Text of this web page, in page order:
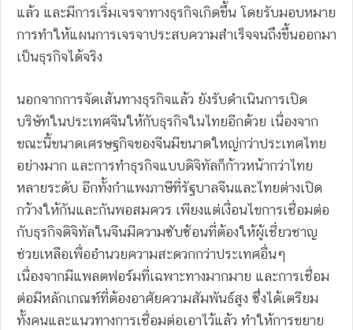
แล้ว และมีการเริ่มเจรจาทางธุรกิจเกิดขึ้น โดยรับมอบหมาย
การทำให้แผนการเจรจาประสบความสำเร็จจนถึงขึ้นออกมา
เป็นธุรกิจได้จริง
นอกจากการจัดเส้นทางธุรกิจแล้ว ยังรับดำเนินการเปิด
บริษัทในประเทศจีนให้กับธุรกิจในไทยอีกด้วย เนื่องจาก
ขณะนี้ขนาดเศรษฐกิจของจีนมีขนาดใหญ่กว่าประเทศไทย
อย่างมาก และการทำธุรกิจแบบดิจิทัลก็ก้าวหน้ากว่าไทย
หลายระดับ อีกทั้งกำแพงภาษีที่รัฐบาลจีนและไทยต่างเปิด
กว้างให้กันและกันพอสมควร เพียงแต่เงื่อนไขการเชื่อมต่อ
กับธุรกิจดิจิทัลในจีนมีความซับซ้อนที่ต้องให้ผู้เชี่ยวชาญ
ช่วยเหลือเพื่ออำนวยความสะดวกกว่าประเทศอื่นๆ
เนื่องจากมีแพลตฟอร์มที่เฉพาะทางมากมาย และการเชื่อม
ต่อมีหลักเกณฑ์ที่ต้องอาศัยความสัมพันธ์สูง ซึ่งได้เตรียม
ทั้งคนและแนวทางการเชื่อมต่อเอาไว้แล้ว ทำให้การขยาย